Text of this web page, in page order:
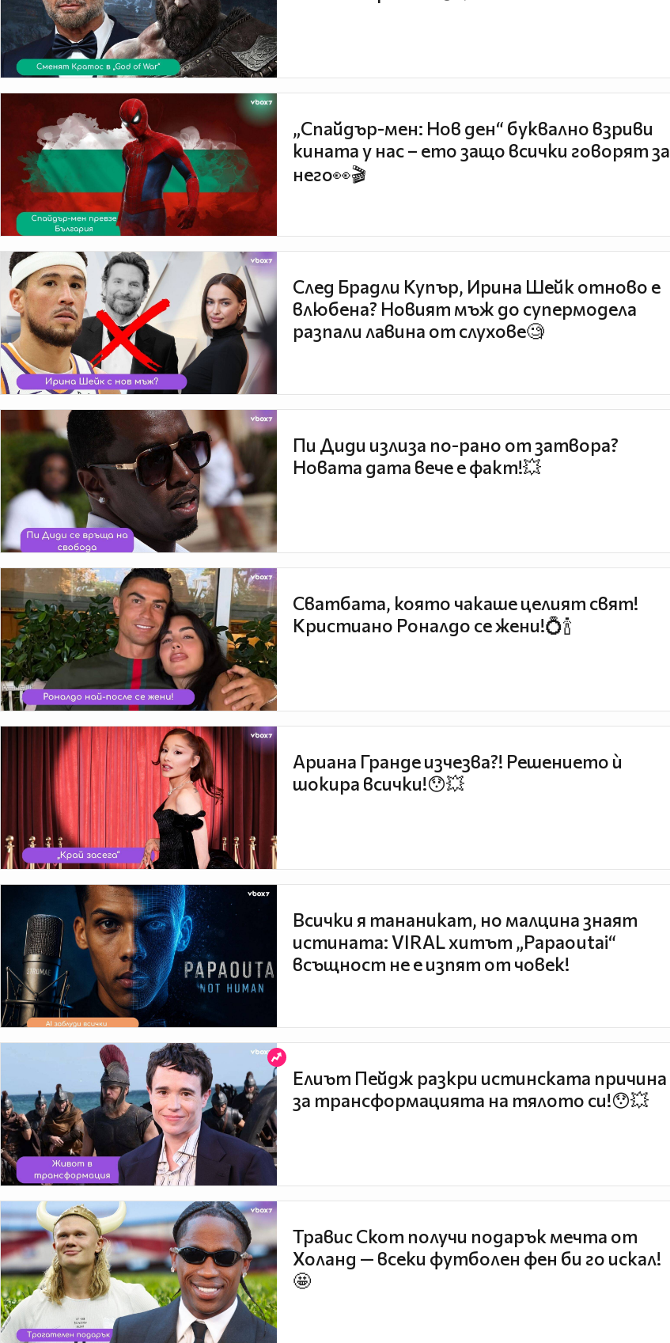
„Спайдър-мен: Нов ден“ буквално взриви
кината у нас – ето защо всички говорят за
него👀🎬
След Брадли Купър, Ирина Шейк отново е
влюбена? Новият мъж до супермодела
разпали лавина от слухове🧐
Пи Диди излиза по-рано от затвора?
Новата дата вече е факт!💥
Сватбата, която чакаше целият свят!
Кристиано Роналдо се жени!💍🍾
Ариана Гранде изчезва?! Решението ѝ
шокира всички!😯💥
Всички я тананикат, но малцина знаят
истината: VIRAL хитът „Papaoutai“
всъщност не е изпят от човек!
Елиът Пейдж разкри истинската причина
за трансформацията на тялото си!😯💥
Травис Скот получи подарък мечта от
Холанд — всеки футболен фен би го искал!
🤩